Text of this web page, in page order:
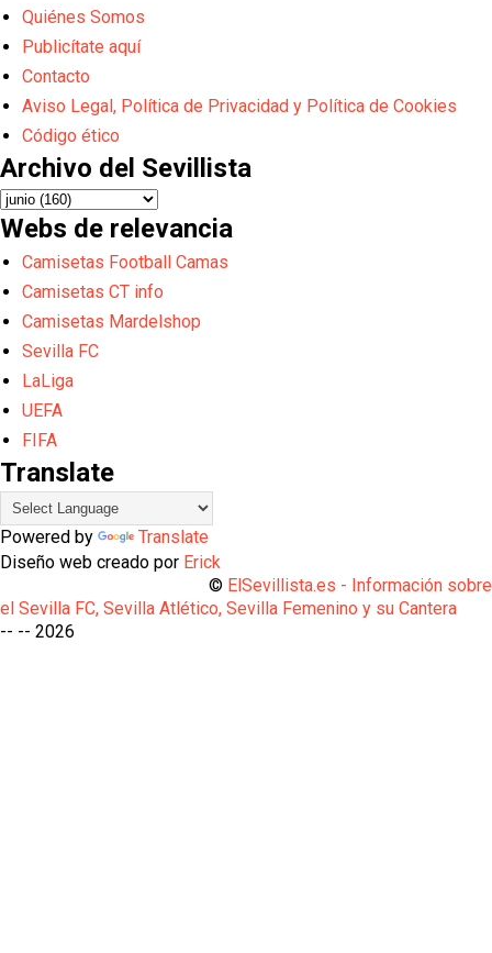
Quiénes Somos
Publicítate aquí
Contacto
Aviso Legal, Política de Privacidad y Política de Cookies
Código ético
Archivo del Sevillista
Webs de relevancia
Camisetas Football Camas
Camisetas CT info
Camisetas Mardelshop
Sevilla FC
LaLiga
UEFA
FIFA
Translate
Powered by
Translate
Diseño web creado por Erick
© ElSevillista.es - Información sobre
el Sevilla FC, Sevilla Atlético, Sevilla Femenino y su Cantera
-- -- 2026